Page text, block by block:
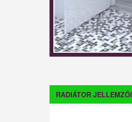
RADIÁTOR JELLEMZŐI